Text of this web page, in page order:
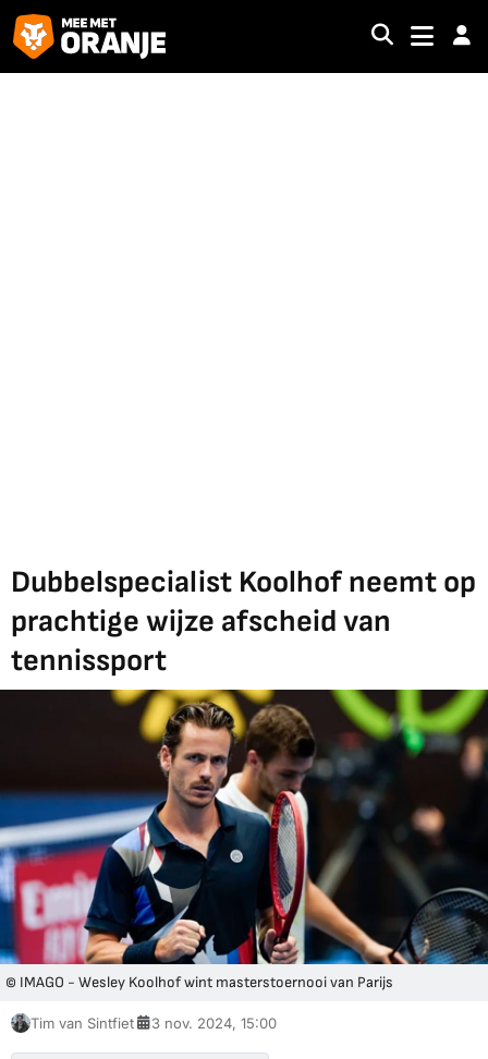
Dubbelspecialist Koolhof neemt op
prachtige wijze afscheid van
tennissport
© IMAGO - Wesley Koolhof wint masterstoernooi van Parijs
Tim van Sintfiet 3 nov. 2024, 15:00